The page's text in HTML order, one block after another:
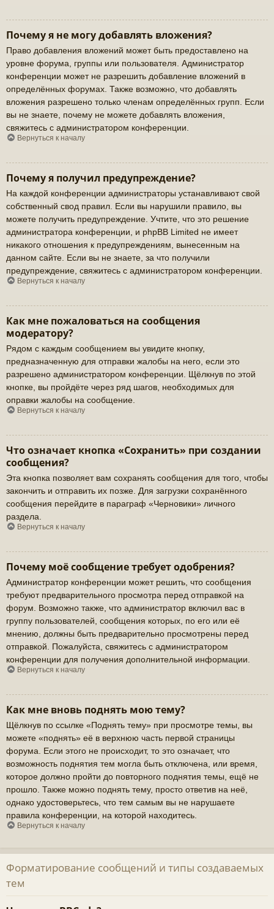
Почему я не могу добавлять вложения?
Право добавления вложений может быть предоставлено на
уровне форума, группы или пользователя. Администратор
конференции может не разрешить добавление вложений в
определённых форумах. Также возможно, что добавлять
вложения разрешено только членам определённых групп. Если
вы не знаете, почему не можете добавлять вложения,
свяжитесь с администратором конференции.
Вернуться к началу
Почему я получил предупреждение?
На каждой конференции администраторы устанавливают свой
собственный свод правил. Если вы нарушили правило, вы
можете получить предупреждение. Учтите, что это решение
администратора конференции, и phpBB Limited не имеет
никакого отношения к предупреждениям, вынесенным на
данном сайте. Если вы не знаете, за что получили
предупреждение, свяжитесь с администратором конференции.
Вернуться к началу
Как мне пожаловаться на сообщения
модератору?
Рядом с каждым сообщением вы увидите кнопку,
предназначенную для отправки жалобы на него, если это
разрешено администратором конференции. Щёлкнув по этой
кнопке, вы пройдёте через ряд шагов, необходимых для
оправки жалобы на сообщение.
Вернуться к началу
Что означает кнопка «Сохранить» при создании
сообщения?
Эта кнопка позволяет вам сохранять сообщения для того, чтобы
закончить и отправить их позже. Для загрузки сохранённого
сообщения перейдите в параграф «Черновики» личного
раздела.
Вернуться к началу
Почему моё сообщение требует одобрения?
Администратор конференции может решить, что сообщения
требуют предварительного просмотра перед отправкой на
форум. Возможно также, что администратор включил вас в
группу пользователей, сообщения которых, по его или её
мнению, должны быть предварительно просмотрены перед
отправкой. Пожалуйста, свяжитесь с администратором
конференции для получения дополнительной информации.
Вернуться к началу
Как мне вновь поднять мою тему?
Щёлкнув по ссылке «Поднять тему» при просмотре темы, вы
можете «поднять» её в верхнюю часть первой страницы
форума. Если этого не происходит, то это означает, что
возможность поднятия тем могла быть отключена, или время,
которое должно пройти до повторного поднятия темы, ещё не
прошло. Также можно поднять тему, просто ответив на неё,
однако удостоверьтесь, что тем самым вы не нарушаете
правила конференции, на которой находитесь.
Вернуться к началу
Форматирование сообщений и типы создаваемых
тем